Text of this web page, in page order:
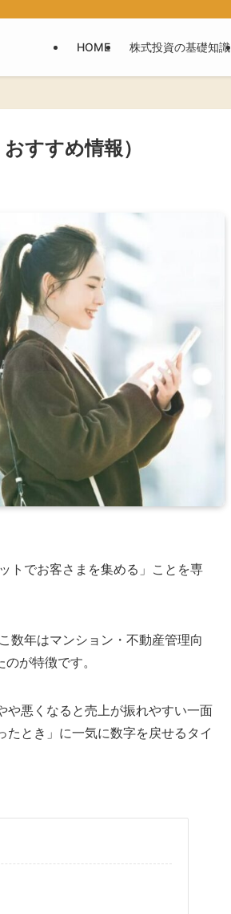
HOME 株式投資の基礎知識
すすめ情報）
トでお客さまを集める」ことを専
数年はマンション・不動産管理向
が特徴です。
や悪くなると売上が振れやすい一面
とき」に一気に数字を戻せるタイ